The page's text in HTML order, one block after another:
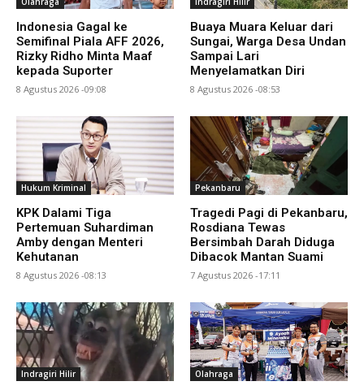
Indonesia Gagal ke
Semifinal Piala AFF 2026,
Rizky Ridho Minta Maaf
kepada Suporter
8 Agustus 2026 -09:08
Buaya Muara Keluar dari
Sungai, Warga Desa Undan
Sampai Lari
Menyelamatkan Diri
8 Agustus 2026 -08:53
Hukum Kriminal
KPK Dalami Tiga
Pertemuan Suhardiman
Amby dengan Menteri
Kehutanan
8 Agustus 2026 -08:13
Pekanbaru
Tragedi Pagi di Pekanbaru,
Rosdiana Tewas
Bersimbah Darah Diduga
Dibacok Mantan Suami
7 Agustus 2026 -17:11
Indragiri Hilir Olahraga